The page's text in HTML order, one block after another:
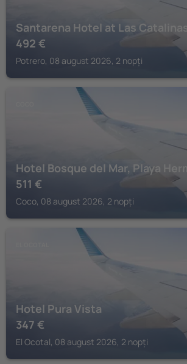
Santarena Hotel at Las
492 €
Potrero, 08 august 2026, 2 nopți
Hotel Bosque del Mar, Playa
511 €
Coco, 08 august 2026, 2 nopți
Hotel Pura Vista
347 €
El Ocotal, 08 august 2026, 2 nopți